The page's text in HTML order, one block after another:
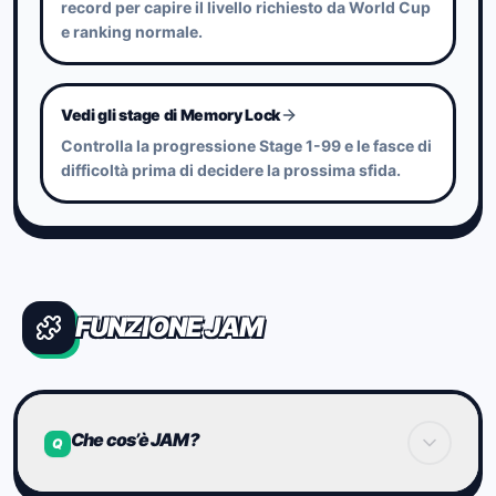
All’interno dello stesso gioco, è possibile anche
un confronto complessivo tramite la classifica
ALL basata sul tempo totale delle stages 1-99.
record per capire il livello richiesto da World Cup
e ranking normale.
Vedi gli stage di Memory Lock
Controlla la progressione Stage 1-99 e le fasce di
difficoltà prima di decidere la prossima sfida.
FUNZIONE JAM
Q Che cos’è JAM?